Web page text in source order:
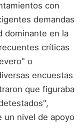
con
demandas
dominante en la
críticas
o
encuestas
que figuraba
un nivel de apoyo